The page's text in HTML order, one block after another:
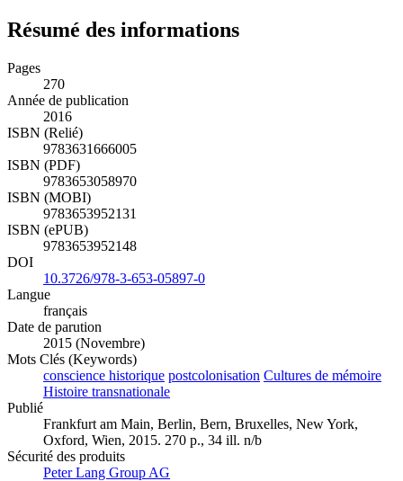
Résumé des informations
Pages
270
Année de publication
2016
ISBN (Relié)
9783631666005
ISBN (PDF)
9783653058970
ISBN (MOBI)
9783653952131
ISBN (ePUB)
9783653952148
DOI
10.3726/978-3-653-05897-0
Langue
français
Date de parution
2015 (Novembre)
Mots Clés (Keywords)
conscience historique postcolonisation Cultures de mémoire
Histoire transnationale
Publié
Frankfurt am Main, Berlin, Bern, Bruxelles, New York,
Oxford, Wien, 2015. 270 p., 34 ill. n/b
Sécurité des produits
Peter Lang Group AG